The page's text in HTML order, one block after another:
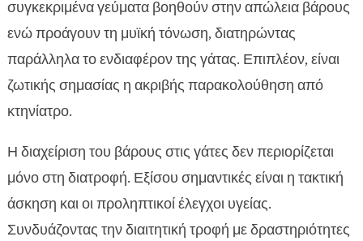
συγκεκριμένα γεύματα βοηθούν στην απώλεια βάρους
ενώ προάγουν τη μυϊκή τόνωση, διατηρώντας
παράλληλα το ενδιαφέρον της γάτας. Επιπλέον, είναι
ζωτικής σημασίας η ακριβής παρακολούθηση από
κτηνίατρο.
Η διαχείριση του βάρους στις γάτες δεν περιορίζεται
μόνο στη διατροφή. Εξίσου σημαντικές είναι η τακτική
άσκηση και οι προληπτικοί έλεγχοι υγείας.
Συνδυάζοντας την διαιτητική τροφή με δραστηριότητες